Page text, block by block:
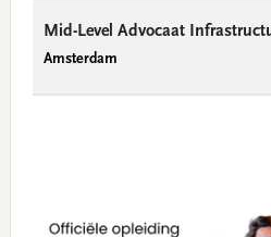
Mid-Level Advocaat
Amsterdam